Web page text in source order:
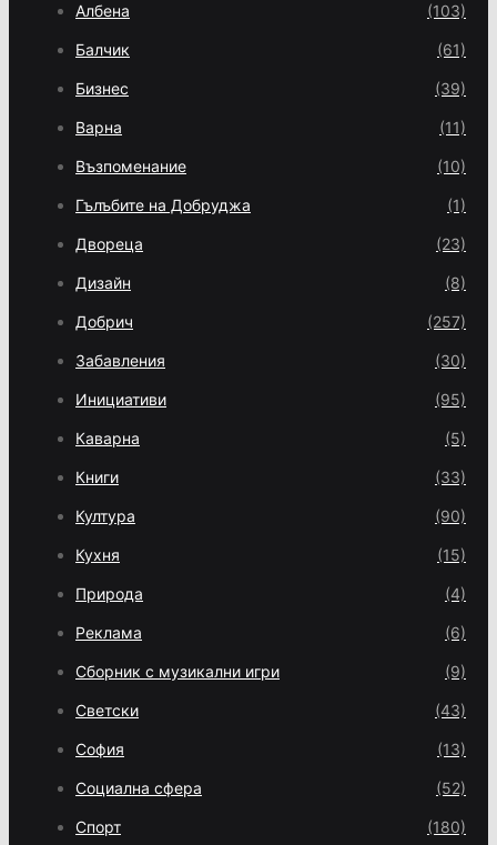
Албена (103)
Балчик (61)
Бизнес (39)
Варна (11)
Възпоменание (10)
Гълъбите на Добруджа (1)
Двореца (23)
Дизайн (8)
Добрич (257)
Забавления (30)
Инициативи (95)
Каварна (5)
Книги (33)
Култура (90)
Кухня (15)
Природа (4)
Реклама (6)
Сборник с музикални игри (9)
Светски (43)
София (13)
Социална сфера (52)
Спорт (180)